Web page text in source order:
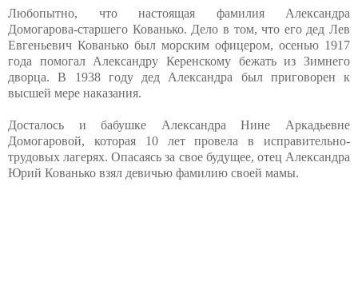
Любопытно, что настоящая фамилия Александра
Домогарова-старшего Кованько. Дело в том, что его дед Лев
Евгеньевич Кованько был морским офицером, осенью 1917
года помогал Александру Керенскому бежать из Зимнего
дворца. В 1938 году дед Александра был приговорен к
высшей мере наказания.
Досталось и бабушке Александра Нине Аркадьевне
Домогаровой, которая 10 лет провела в исправительно-
трудовых лагерях. Опасаясь за свое будущее, отец Александра
Юрий Кованько взял девичью фамилию своей мамы.